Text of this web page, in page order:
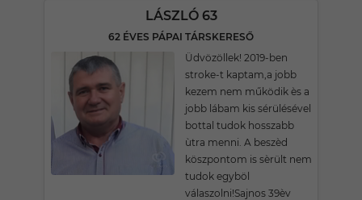
LÁSZLÓ 63
62 ÉVES PÁPAI TÁRSKERESŐ
Üdvözöllek! 2019-ben
stroke-t kaptam,a jobb
kezem nem működik ès a
jobb lábam kis sérülésével
bottal tudok hosszabb
ùtra menni. A beszèd
köszpontom is sèrült nem
tudok egyböl
válaszolni!Sajnos 39èv